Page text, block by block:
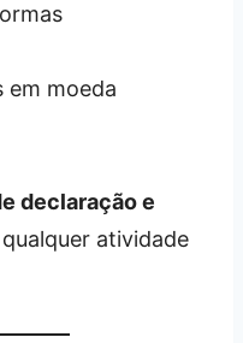
em moeda
declaração e
atividade